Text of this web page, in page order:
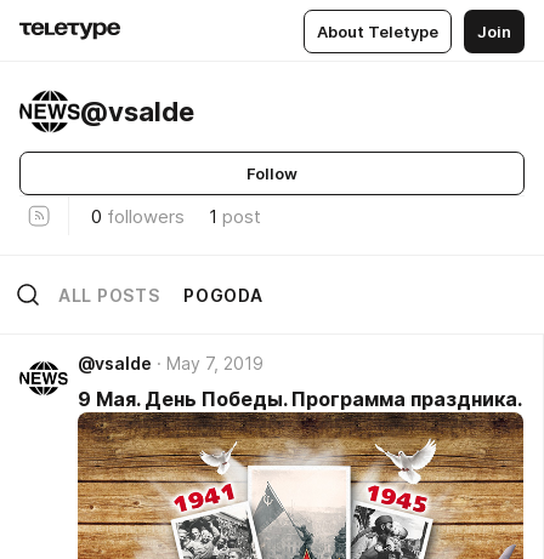
About Teletype Join
@vsalde
Follow
0 followers 1 post
ALL POSTS POGODA
@vsalde May 7, 2019
9 Мая. День Победы. Программа праздника.